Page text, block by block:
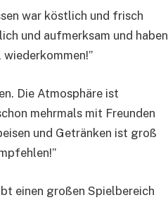
war köstlich und frisch
und aufmerksam und haben
Die Atmosphäre ist
mehrmals mit Freunden
und Getränken ist groß
einen großen Spielbereich